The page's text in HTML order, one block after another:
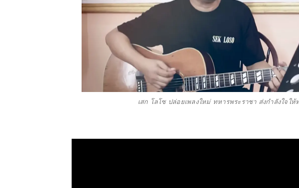
เสก โลโซ ปล่อยเพลงใหม่ ทหารพระราชา ส่งกำลังใจให้